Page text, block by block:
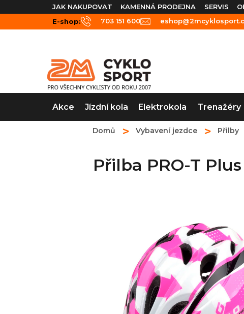
na
obsah
JAK NAKUPOVAT KAMENNÁ PRODEJNA SERVIS
E-shop:
703 151 600
Akce Jízdní kola Elektrokola Trenažéry
Domů Vybavení jezdce Přilby
Přilba PRO-T